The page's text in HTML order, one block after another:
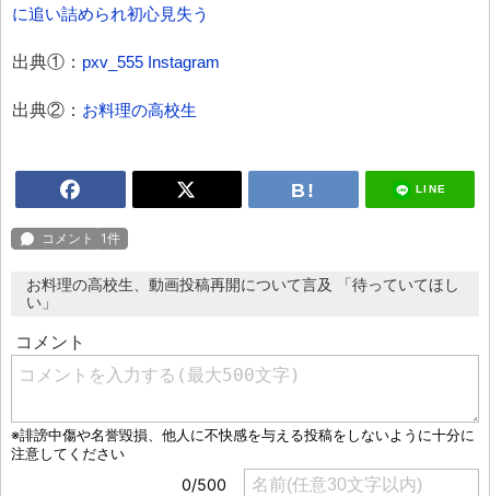
に追い詰められ初心見失う
出典①： pxv_555 Instagram
出典②： お料理の高校生
LINE
お料理の高校生、動画投稿再開について言及 「待っていてほし
い」